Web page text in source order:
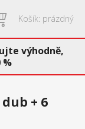
Košík: prázdný
výhodně,
%
+ 6